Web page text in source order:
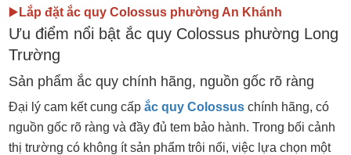
▶️ Lắp đặt ắc quy Colossus phường An Khánh
Ưu điểm nổi bật ắc quy Colossus phường Long
Trường
Sản phẩm ắc quy chính hãng, nguồn gốc rõ ràng
Đại lý cam kết cung cấp ắc quy Colossuschính hãng, có
nguồn gốc rõ ràng và đầy đủ tem bảo hành. Trong bối cảnh
thị trường có không ít sản phẩm trôi nổi, việc lựa chọn một